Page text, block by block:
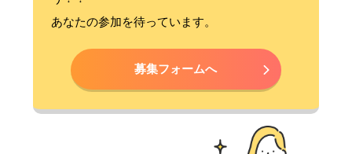
あなたの参加を待っています。
募集フォームへ